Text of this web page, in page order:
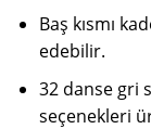
Baş kısmı
edebilir.
32 danse gri
seçenekleri